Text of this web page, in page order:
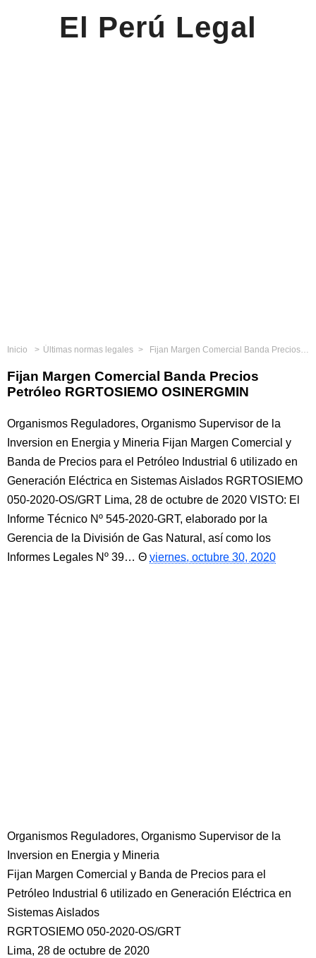
El Perú Legal
Inicio Últimas normas legales Fijan Margen Comercial Banda Precios Petróleo RGRTOSIEMO OSINERGMIN
Fijan Margen Comercial Banda Precios
Petróleo RGRTOSIEMO OSINERGMIN
Organismos Reguladores, Organismo Supervisor de la
Inversion en Energia y Mineria Fijan Margen Comercial y
Banda de Precios para el Petróleo Industrial 6 utilizado en
Generación Eléctrica en Sistemas Aislados RGRTOSIEMO
050-2020-OS/GRT Lima, 28 de octubre de 2020 VISTO: El
Informe Técnico Nº 545-2020-GRT, elaborado por la
Gerencia de la División de Gas Natural, así como los
Informes Legales Nº 39…
viernes, octubre 30, 2020
Organismos Reguladores, Organismo Supervisor de la
Inversion en Energia y Mineria
Fijan Margen Comercial y Banda de Precios para el
Petróleo Industrial 6 utilizado en Generación Eléctrica en
Sistemas Aislados
RGRTOSIEMO 050-2020-OS/GRT
Lima, 28 de octubre de 2020